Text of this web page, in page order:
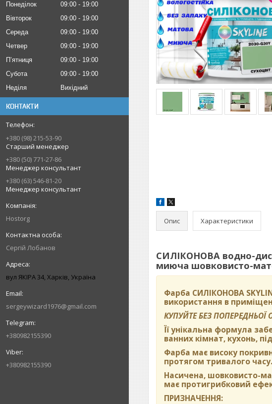
Понеділок 09:00
19:00
Вівторок
09:00
19:00
Середа
09:00
19:00
Четвер
09:00
19:00
Пʼятниця
09:00
19:00
Субота
09:00
19:00
Неділя
Вихідний
КОНТАКТИ
+380 (98) 215-53-90
Старший менеджер
+380 (50) 771-27-86
Менеджер консультант
+380 (63) 546-81-20
Менеджер консультант
Hostorg
Сергій Лобанов
вул ЯКІРА 34, Харків, Україна
sergeywizard1976@gmail.com
+380982155390
+380982155390
Опис Характеристики
СИЛІКОНОВА водно-
миюча шовковисто-
Фарба СИЛІКОНОВА
використання в
КУПУЙТЕ БЕЗ
Її унікальна формула
ванних кімнат, кухонь,
Фарба має високу
протягом тривалого часу.
Насичена, шовковисто-
має протигрибковий
ПРИЗНАЧЕННЯ: